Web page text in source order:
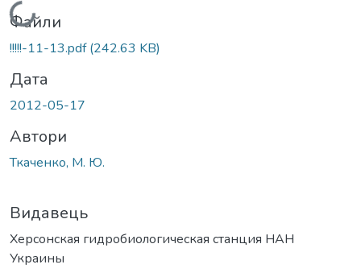
Файли
!!!!!-11-13.pdf(242.63 KB)
Дата
2012-05-17
Автори
Ткаченко, М. Ю.
Видавець
Херсонская гидробиологическая станция НАН
Украины